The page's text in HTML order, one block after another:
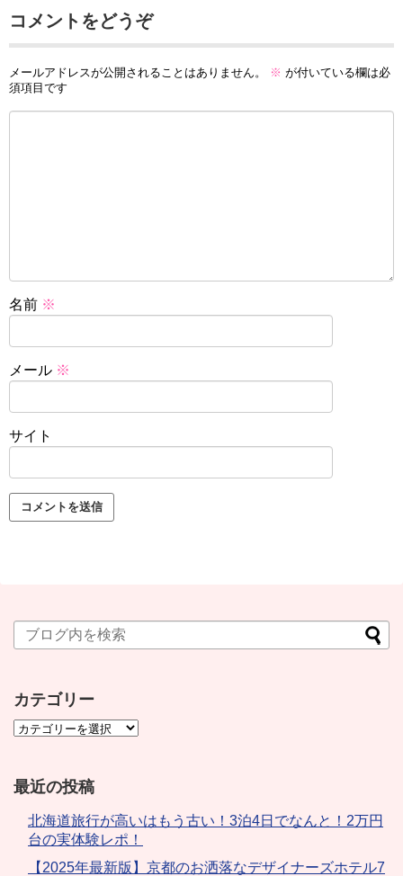
コメントをどうぞ
メールアドレスが公開されることはありません。 ※ が付いている欄は必
須項目です
名前 ※
メール ※
サイト
カテゴリー
最近の投稿
北海道旅行が高いはもう古い！3泊4日でなんと！2万円
台の実体験レポ！
【2025年最新版】京都のお洒落なデザイナーズホテル7